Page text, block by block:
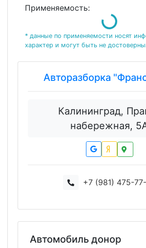
Применяемость:
Loading...
* данные по применяемости носят
характер и могут быть не
Авторазборка
Калининград,
набережная,
+7 (981) 475-
Автомобиль донор